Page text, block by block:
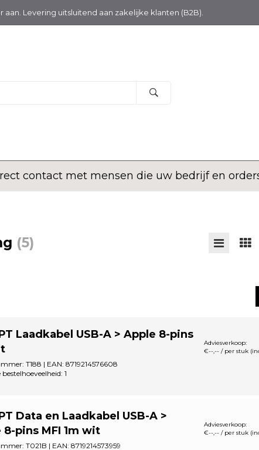
Levering uitsluitend aan zakelijke klanten (B2B).
contact met mensen die uw bedrijf en
(5)
Laadkabel USB-A > Apple 8-pins
T188 | EAN: 8719214576608
1
Adviesverkoop:
€--,-- / per stuk
Data en Laadkabel USB-A >
8-pins MFI 1m wit
T021B | EAN: 8719214573959
Adviesverkoop:
€--,-- / per stuk